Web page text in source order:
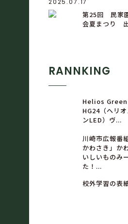
2025.07.17
第25回 民家
会夏まつり
RANNKING
Helios Green
HG24（ヘリ
ンLED）ヴ...
川崎市広報番
かわさき」か
いしいものみ
た！...
校外学習の表